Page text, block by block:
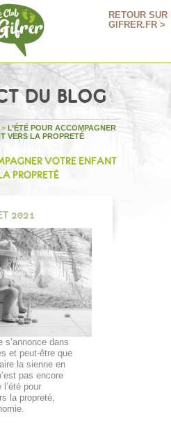
RETOUR SUR
GIFRER.FR >
DU BLOG
> L’ÉTÉ POUR ACCOMPAGNER
VERS LA PROPRETÉ
VOTRE ENFANT
PROPRETÉ
2021
s’annonce dans
et peut-être que
la sienne en
pas encore
pour
la propreté,